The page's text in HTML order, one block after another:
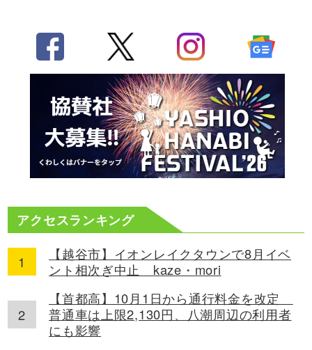
アクセスランキング
【越谷市】イオンレイクタウンで8月イベ
ント相次ぎ中止 kaze・mori
【首都高】10月1日から通行料金を改定
普通車は上限2,130円、八潮周辺の利用者
にも影響